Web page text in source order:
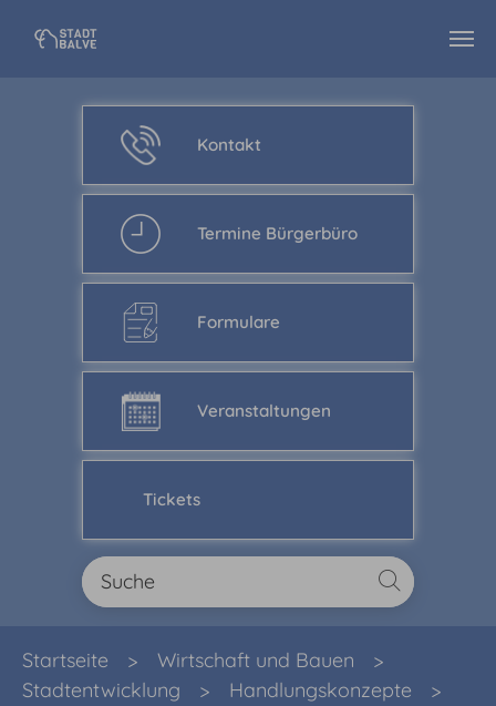
Kontakt
Termine Bürgerbüro
Formulare
Veranstaltungen
Tickets
Startseite
Wirtschaft und Bauen
Stadtentwicklung
Handlungskonzepte